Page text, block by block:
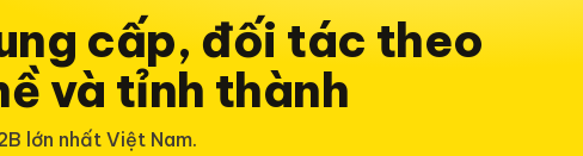
cấp, đối tác theo
và tỉnh thành
lớn nhất Việt Nam.